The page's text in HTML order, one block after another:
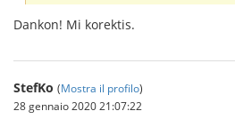
Dankon! Mi korektis.
StefKo (Mostra il profilo)
28 gennaio 2020 21:07:22